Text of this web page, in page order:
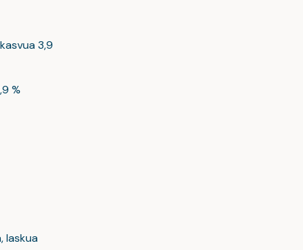
3,9
%
laskua